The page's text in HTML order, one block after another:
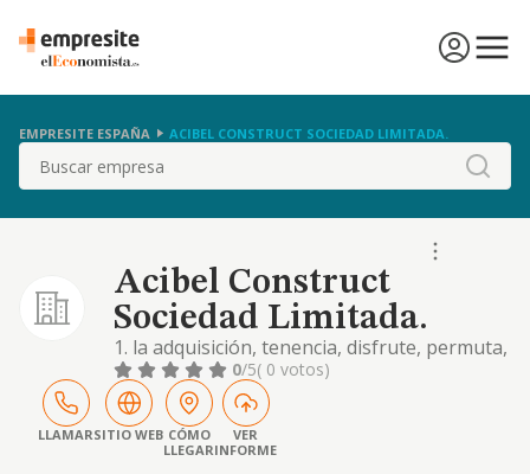
EMPRESITE ESPAÑA ACIBEL CONSTRUCT SOCIEDAD LIMITADA.
Buscar
Acibel Construct
Sociedad Limitada.
1. la adquisición, tenencia, disfrute, permuta,
venta y administración de activos
inmobiliarios nacionales o extranjeros así
como cualquier tipo de títulos o derechos. 2.
la compraventa y arrendamiento de todo
tipo de bienes inmuebles, así como la
0/5( 0 votos)
LLAMARSITIO WEB CÓMO
LLEGAR
VER
INFORME